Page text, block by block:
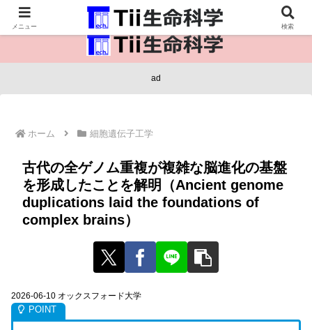
医療保健・生命・生物の情報インフラ。
ad
ホーム 細胞遺伝子工学
古代の全ゲノム重複が複雑な脳進化の基盤
を形成したことを解明（Ancient genome
duplications laid the foundations of
complex brains）
2026-06-10 オックスフォード大学
メニュー 検索